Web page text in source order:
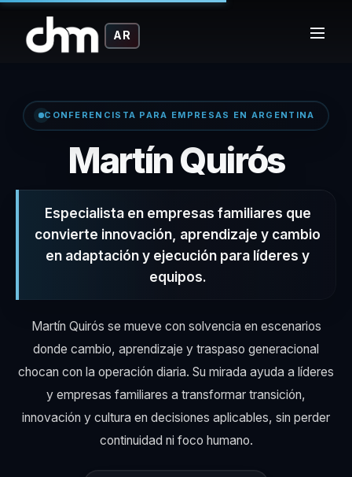
AR
CONFERENCISTA PARA EMPRESAS EN ARGENTINA
Martín Quirós–
Especialista en empresas familiares que
convierte innovación, aprendizaje y cambio
en adaptación y ejecución para líderes y
equipos.
Martín Quirós se mueve con solvencia en escenarios
donde cambio, aprendizaje y traspaso generacional
chocan con la operación diaria. Su mirada ayuda a líderes
y empresas familiares a transformar transición,
innovación y cultura en decisiones aplicables, sin perder
continuidad ni foco humano.